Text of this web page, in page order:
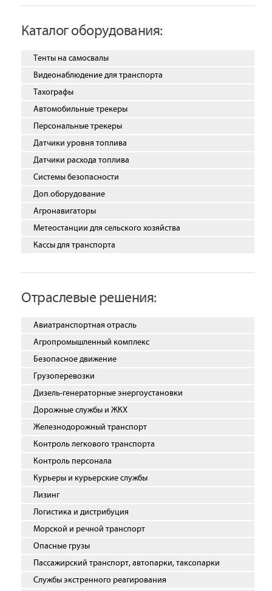
Каталог оборудования:
Тенты на самосвалы
Видеонаблюдение для транспорта
Тахографы
Автомобильные трекеры
Персональные трекеры
Датчики уровня топлива
Датчики расхода топлива
Системы безопасности
Доп.оборудование
Агронавигаторы
Метеостанции для сельского хозяйства
Кассы для транспорта
Отраслевые решения:
Авиатранспортная отрасль
Агропромышленный комплекс
Безопасное движение
Грузоперевозки
Дизель-генераторные энергоустановки
Дорожные службы и ЖКХ
Железнодорожный транспорт
Контроль легкового транспорта
Контроль персонала
Курьеры и курьерские службы
Лизинг
Логистика и дистрибуция
Морской и речной транспорт
Опасные грузы
Пассажирский транспорт, автопарки, таксопарки
Службы экстренного реагирования